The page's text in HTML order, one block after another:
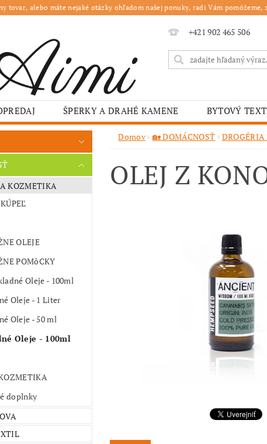
tovar, alebo máte nejaké otázky ohľadom našej ponuky, radi Vám pomôžeme,
+421 902 465 506
ŠPERKY A DRAHÉ KAMENE BYTOVÝ
🍽️ GASTRO JESENNÉ OBRUSY 🎄
– TIPY NA DARČEKY
ŠKOLY A VEREJNÉ ZARIADENIA MOJA
KOZMETIKA
OLEJE
POMôCKY
Oleje - 100ml
Oleje - 1 Liter
Oleje - 50 ml
Oleje - 100ml
doplnky
Domov 🏡 DOMÁCNOSŤ
OLEJ Z